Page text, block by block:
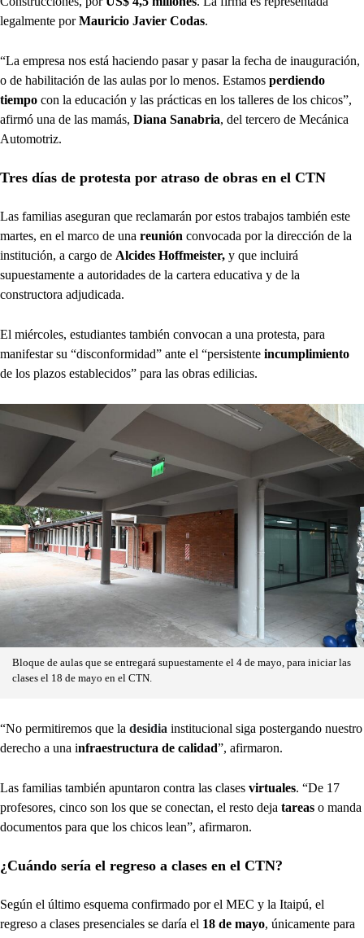
legalmente porMauricio Javier Codas.
“La empresa nos está haciendo pasar y pasar la fecha de inauguración,
o de habilitación de las aulas por lo menos. Estamos perdiendo
tiempo con la educación y las prácticas en los talleres de los chicos”,
afirmó una de las mamás, Diana Sanabria, del tercero de Mecánica
Automotriz.
Tres días de protesta por atraso de obras en el CTN
Las familias aseguran que reclamarán por estos trabajos también este
martes, en el marco de una reunión convocada por la dirección de la
institución, a cargo de Alcides Hoffmeister, y que incluirá
supuestamente a autoridades de la cartera educativa y de la
constructora adjudicada.
El miércoles, estudiantes también convocan a una protesta, para
manifestar su “disconformidad” ante el “persistente incumplimiento
de los plazos establecidos” para las obras edilicias.
Bloque de aulas que se entregará supuestamente el 4 de mayo, para iniciar las
clases el 18 de mayo en el CTN.
“No permitiremos que la desidia institucional siga postergando nuestro
derecho a una infraestructura de calidad”, afirmaron.
Las familias también apuntaron contra las clases virtuales. “De 17
profesores, cinco son los que se conectan, el resto deja tareas o manda
documentos para que los chicos lean”, afirmaron.
¿Cuándo sería el regreso a clases en el CTN?
Según el último esquema confirmado por el MEC y la Itaipú, el
regreso a clases presenciales se daría el 18 de mayo, únicamente para